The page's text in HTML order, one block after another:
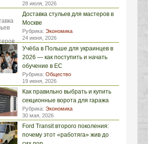
28 июля, 2026
Доставка стульев для мастеров в
Москве
Рубрика: Экономика
24 июня, 2026
Учёба в Польше для украинцев в
2026 — как поступить и начать
обучение в ЕС
Рубрика: Общество
19 июня, 2026
Как правильно выбрать и купить
секционные ворота для гаража
Рубрика: Экономика
30 мая, 2026
Ford Transit второго поколения:
почему этот «работяга» жив до